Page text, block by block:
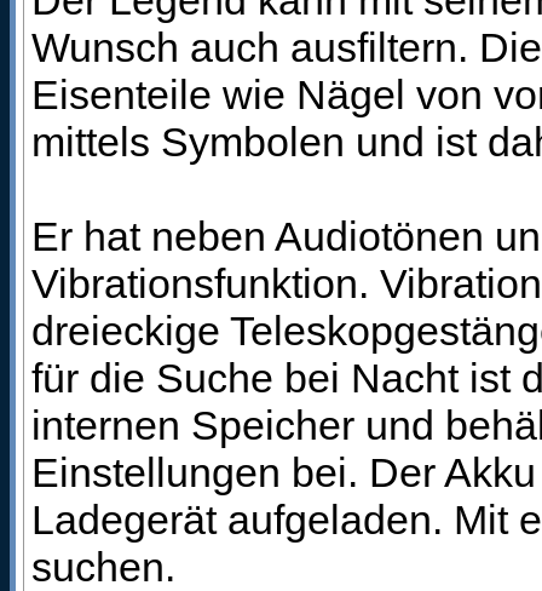
Wunsch auch ausfiltern.
Eisenteile wie Nägel von
mittels Symbolen und ist
Er hat neben Audiotönen
Vibrationsfunktion.
dreieckige
für die Suche bei Nacht ist
internen Speicher und
Einstellungen bei. Der
Ladegerät aufgeladen. Mit
suchen.